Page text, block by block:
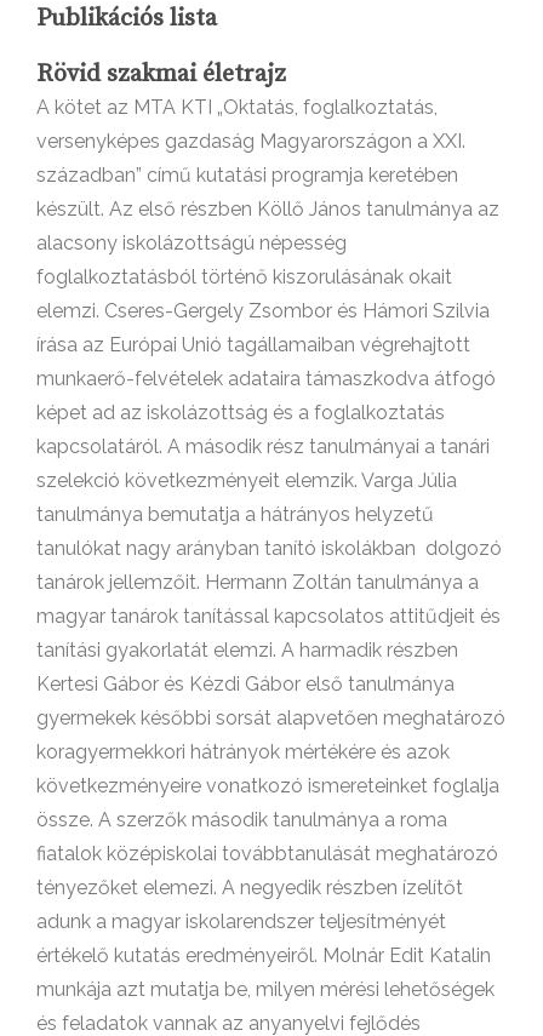
Publikációs lista
Rövid szakmai életrajz
A kötet az MTA KTI „Oktatás, foglalkoztatás,
versenyképes gazdaság Magyarországon a XXI.
században” című kutatási programja keretében
készült. Az első részben Köllő János tanulmánya az
alacsony iskolázottságú népesség
foglalkoztatásból történő kiszorulásának okait
elemzi. Cseres-Gergely Zsombor és Hámori Szilvia
írása az Európai Unió tagállamaiban végrehajtott
munkaerő-felvételek adataira támaszkodva átfogó
képet ad az iskolázottság és a foglalkoztatás
kapcsolatáról. A második rész tanulmányai a tanári
szelekció következményeit elemzik. Varga Júlia
tanulmánya bemutatja a hátrányos helyzetű
tanulókat nagy arányban tanító iskolákban dolgozó
tanárok jellemzőit. Hermann Zoltán tanulmánya a
magyar tanárok tanítással kapcsolatos attitűdjeit és
tanítási gyakorlatát elemzi. A harmadik részben
Kertesi Gábor és Kézdi Gábor első tanulmánya
gyermekek későbbi sorsát alapvetően meghatározó
koragyermekkori hátrányok mértékére és azok
következményeire vonatkozó ismereteinket foglalja
össze. A szerzők második tanulmánya a roma
fiatalok középiskolai továbbtanulását meghatározó
tényezőket elemezi. A negyedik részben ízelítőt
adunk a magyar iskolarendszer teljesítményét
értékelő kutatás eredményeiről. Molnár Edit Katalin
munkája azt mutatja be, milyen mérési lehetőségek
és feladatok vannak az anyanyelvi fejlődés